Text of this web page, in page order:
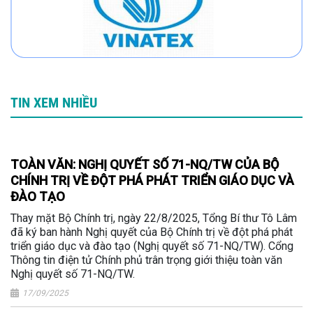
TIN XEM NHIỀU
TOÀN VĂN: NGHỊ QUYẾT SỐ 71-NQ/TW CỦA BỘ
CHÍNH TRỊ VỀ ĐỘT PHÁ PHÁT TRIỂN GIÁO DỤC VÀ
ĐÀO TẠO
Thay mặt Bộ Chính trị, ngày 22/8/2025, Tổng Bí thư Tô Lâm
đã ký ban hành Nghị quyết của Bộ Chính trị về đột phá phát
triển giáo dục và đào tạo (Nghị quyết số 71-NQ/TW). Cổng
Thông tin điện tử Chính phủ trân trọng giới thiệu toàn văn
Nghị quyết số 71-NQ/TW.
17/09/2025